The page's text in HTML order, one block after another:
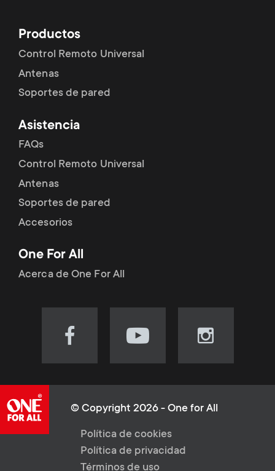
Productos
Control Remoto Universal
Antenas
Soportes de pared
Asistencia
FAQs
Control Remoto Universal
Antenas
Soportes de pared
Accesorios
One For All
Acerca de One For All
Visit
(opens
new
tab)
Visit
(opens
new
tab)
Visit
(opens
© Copyright 2026 - One for All
L
Política de cookies
Política de privacidad
Términos de uso